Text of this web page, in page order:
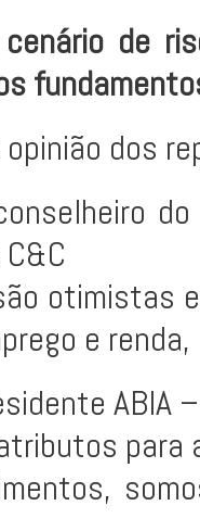
de
opinião dos
otimistas
e
ABIA